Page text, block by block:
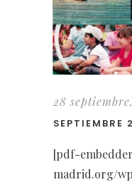
28
SEPTIEMBRE
[pdf-
madrid.org/